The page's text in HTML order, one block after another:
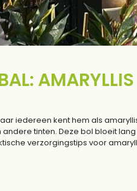
AMARYLLIS
iedereen kent hem als
tinten. Deze bol bloeit
verzorgingstips voor